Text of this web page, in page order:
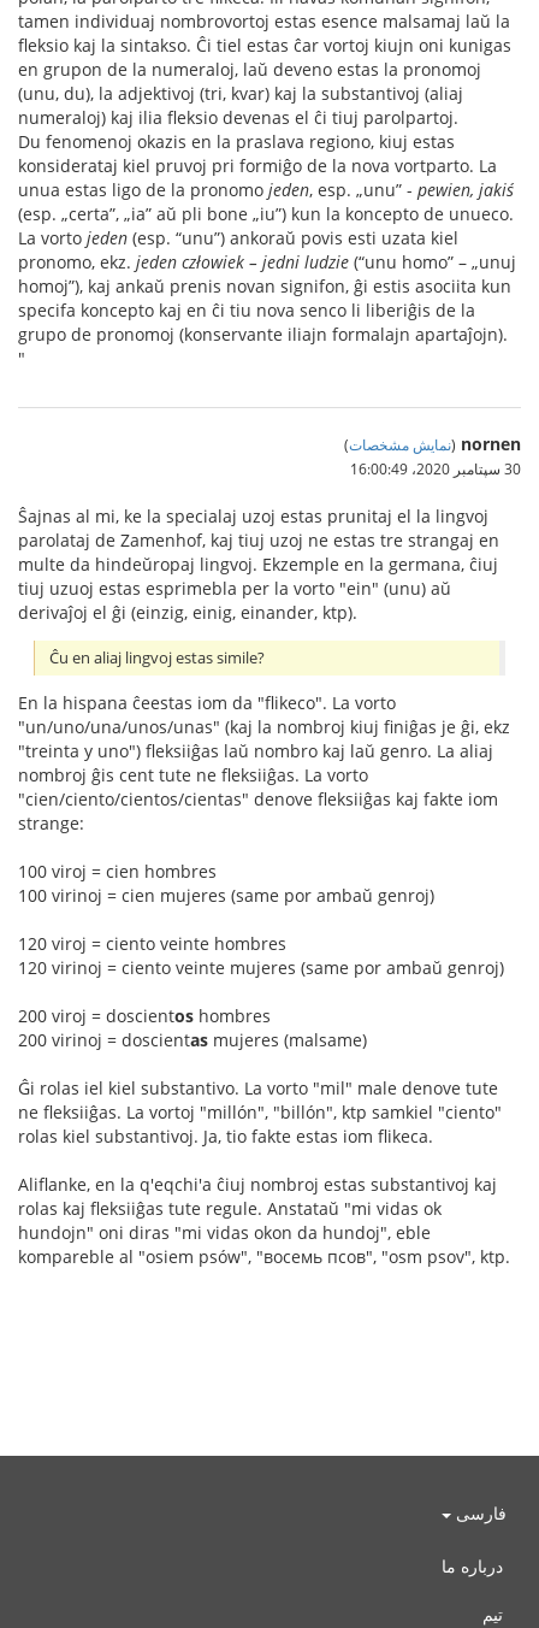
tamen individuaj nombrovortoj estas esence malsamaj laŭ la
fleksio kaj la sintakso. Ĉi tiel estas ĉar vortoj kiujn oni kunigas
en grupon de la numeraloj, laŭ deveno estas la pronomoj
(unu, du), la adjektivoj (tri, kvar) kaj la substantivoj (aliaj
numeraloj) kaj ilia fleksio devenas el ĉi tiuj parolpartoj.
Du fenomenoj okazis en la praslava regiono, kiuj estas
konsiderataj kiel pruvoj pri formiĝo de la nova vortparto. La
unua estas ligo de la pronomo jeden, esp. „unu” - pewien, jakiś
(esp. „certa”, „ia” aŭ pli bone „iu”) kun la koncepto de unueco.
La vorto jeden (esp. “unu”) ankoraŭ povis esti uzata kiel
pronomo, ekz. jeden człowiek – jedni ludzie (“unu homo” – „unuj
homoj”), kaj ankaŭ prenis novan signifon, ĝi estis asociita kun
specifa koncepto kaj en ĉi tiu nova senco li liberiĝis de la
grupo de pronomoj (konservante iliajn formalajn apartaĵojn).
"
nornen
(نمایش مشخصات)
30 سپتامبر 2020،‏ 16:00:49
Ŝajnas al mi, ke la specialaj uzoj estas prunitaj el la lingvoj
parolataj de Zamenhof, kaj tiuj uzoj ne estas tre strangaj en
multe da hindeŭropaj lingvoj. Ekzemple en la germana, ĉiuj
tiuj uzuoj estas esprimebla per la vorto "ein" (unu) aŭ
derivaĵoj el ĝi (einzig, einig, einander, ktp).
Ĉu en aliaj lingvoj estas simile?
En la hispana ĉeestas iom da "flikeco". La vorto
"un/uno/una/unos/unas" (kaj la nombroj kiuj finiĝas je ĝi, ekz
"treinta y uno") fleksiiĝas laŭ nombro kaj laŭ genro. La aliaj
nombroj ĝis cent tute ne fleksiiĝas. La vorto
"cien/ciento/cientos/cientas" denove fleksiiĝas kaj fakte iom
strange:
100 viroj = cien hombres
100 virinoj = cien mujeres (same por ambaŭ genroj)
120 viroj = ciento veinte hombres
120 virinoj = ciento veinte mujeres (same por ambaŭ genroj)
200 viroj = doscientos hombres
200 virinoj = doscientas mujeres (malsame)
Ĝi rolas iel kiel substantivo. La vorto "mil" male denove tute
ne fleksiiĝas. La vortoj "millón", "billón", ktp samkiel "ciento"
rolas kiel substantivoj. Ja, tio fakte estas iom flikeca.
Aliflanke, en la q'eqchi'a ĉiuj nombroj estas substantivoj kaj
rolas kaj fleksiiĝas tute regule. Anstataŭ "mi vidas ok
hundojn" oni diras "mi vidas okon da hundoj", eble
kompareble al "osiem psów", "восемь псов", "osm psov", ktp.
فارسی
درباره ما
تیم